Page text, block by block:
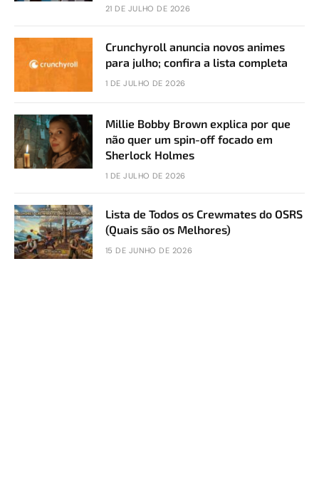
21 DE JULHO DE 2026
Crunchyroll anuncia novos animes
para julho; confira a lista completa
1 DE JULHO DE 2026
Millie Bobby Brown explica por que
não quer um spin-off focado em
Sherlock Holmes
1 DE JULHO DE 2026
Lista de Todos os Crewmates do OSRS
(Quais são os Melhores)
15 DE JUNHO DE 2026